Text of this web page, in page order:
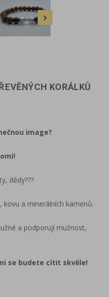

KORÁLKŮ
image?
dědy???
a minerálních kamenů.
a podporují mužnost,
se budete cítit skvěle!